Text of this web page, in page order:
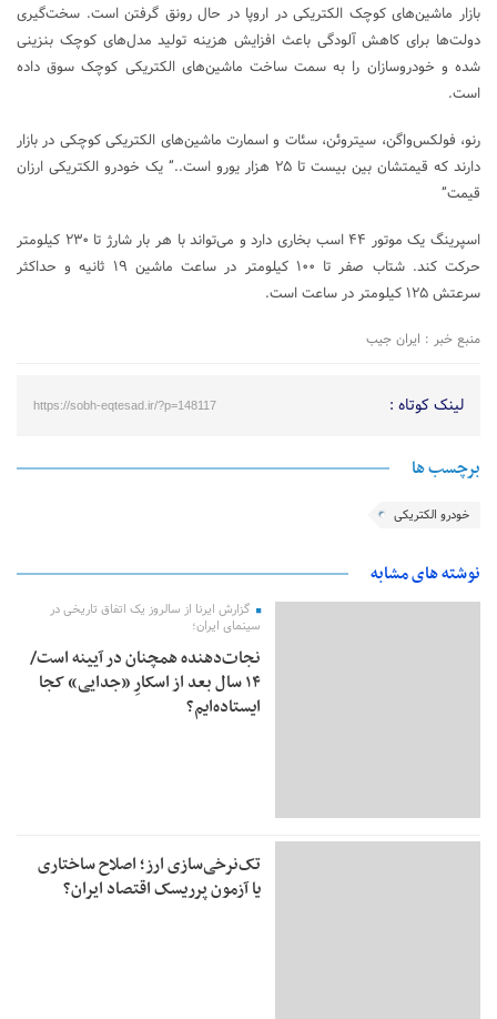
بازار ماشین‌های کوچک الکتریکی در اروپا در حال رونق گرفتن است. سخت‌گیری
دولت‌ها برای کاهش آلودگی باعث افزایش هزینه تولید مدل‌های کوچک بنزینی
شده و خودروسازان را به سمت ساخت ماشین‌های الکتریکی کوچک سوق داده
است.
رنو، فولکس‌واگن، سیتروئن، سئات و اسمارت ماشین‌های الکتریکی کوچکی در بازار
دارند که قیمتشان بین بیست تا ۲۵ هزار یورو است..” یک خودرو الکتریکی ارزان
قیمت”
اسپرینگ یک موتور ۴۴ اسب بخاری دارد و می‌تواند با هر بار شارژ تا ۲۳۰ کیلومتر
حرکت کند. شتاب صفر تا ۱۰۰ کیلومتر در ساعت ماشین ۱۹ ثانیه و حداکثر
سرعتش ۱۲۵ کیلومتر در ساعت است.
منبع خبر : ایران جیب
لینک کوتاه : https://sobh-eqtesad.ir/?p=148117
برچسب ها
خودرو الکتریکی
نوشته های مشابه
گزارش ایرنا از سالروز یک اتفاق تاریخی در
سینمای ایران؛
نجات‌دهنده‌ همچنان در آیینه است/
۱۴ سال بعد از اسکارِ «جدایی» کجا
ایستاده‌ایم؟
تک‌نرخی‌سازی ارز؛ اصلاح ساختاری
یا آزمون پرریسک اقتصاد ایران؟